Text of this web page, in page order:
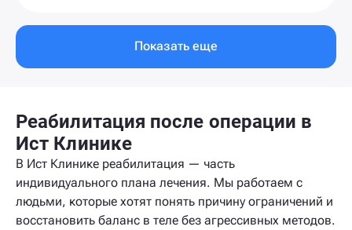
Показать еще
Реабилитация после операции в
Ист Клинике
В Ист Клинике реабилитация — часть
индивидуального плана лечения. Мы работаем с
людьми, которые хотят понять причину ограничений и
восстановить баланс в теле без агрессивных методов.